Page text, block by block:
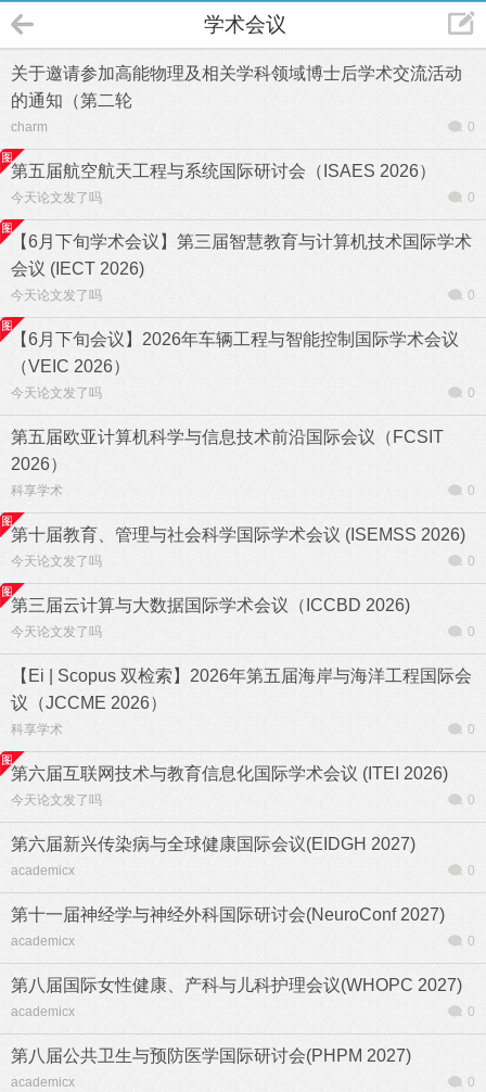
学术会议
关于邀请参加高能物理及相关学科领域博士后学术交流活动
的通知（第二轮
charm 0
第五届航空航天工程与系统国际研讨会（ISAES 2026）
今天论文发了吗 0
【6月下旬学术会议】第三届智慧教育与计算机技术国际学术
会议 (IECT 2026)
今天论文发了吗 0
【6月下旬会议】2026年车辆工程与智能控制国际学术会议
（VEIC 2026）
今天论文发了吗 0
第五届欧亚计算机科学与信息技术前沿国际会议（FCSIT
2026）
科享学术 0
第十届教育、管理与社会科学国际学术会议 (ISEMSS 2026)
今天论文发了吗 0
第三届云计算与大数据国际学术会议（ICCBD 2026)
今天论文发了吗 0
【Ei | Scopus 双检索】2026年第五届海岸与海洋工程国际会
议（JCCME 2026）
科享学术 0
第六届互联网技术与教育信息化国际学术会议 (ITEI 2026)
今天论文发了吗 0
第六届新兴传染病与全球健康国际会议(EIDGH 2027)
academicx 0
第十一届神经学与神经外科国际研讨会(NeuroConf 2027)
academicx 0
第八届国际女性健康、产科与儿科护理会议(WHOPC 2027)
academicx 0
第八届公共卫生与预防医学国际研讨会(PHPM 2027)
academicx 0